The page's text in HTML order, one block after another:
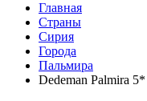
Главная
Страны
Сирия
Города
Пальмира
Dedeman Palmira 5*